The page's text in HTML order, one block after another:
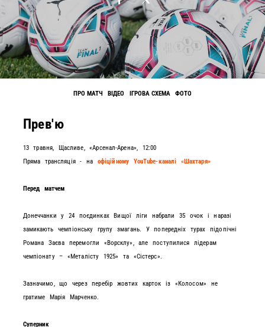
ПРО МАТЧ ВІДЕО ІГРОВА СХЕМА ФОТО
Прев'ю
13 травня, Щасливе, «Арсенал-Арена», 12:00
Пряма трансляція - на офіційному YouTube-каналі «Шахтаря»
Перед матчем
Донеччанки у 24 поєдинках Вищої ліги набрали 35 очок і наразі
замикають чемпіонську групу змагань. У попередніх турах підопічні
Романа Заєва перемогли «Ворсклу», але поступилися лідерам
чемпіонату – «Металісту 1925» та «Сістерс».
Зазначимо, що через перебір жовтих карток із «Колосом» не
гратиме Марія Марченко.
Суперник